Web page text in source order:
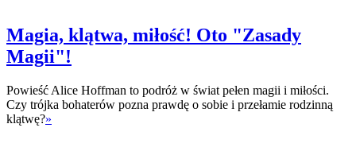
Magia, klątwa, miłość! Oto "Zasady
Magii"!
Powieść Alice Hoffman to podróż w świat pełen magii i miłości.
Czy trójka bohaterów pozna prawdę o sobie i przełamie rodzinną
klątwę?»